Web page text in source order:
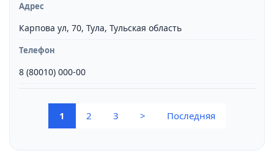
Адрес
Карпова ул, 70, Тула, Тульская область
Телефон
8 (80010) 000-00
1 (current)
2 3 > Последняя